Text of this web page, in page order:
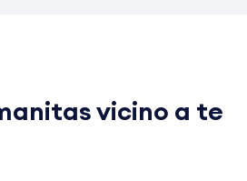
vicino a te